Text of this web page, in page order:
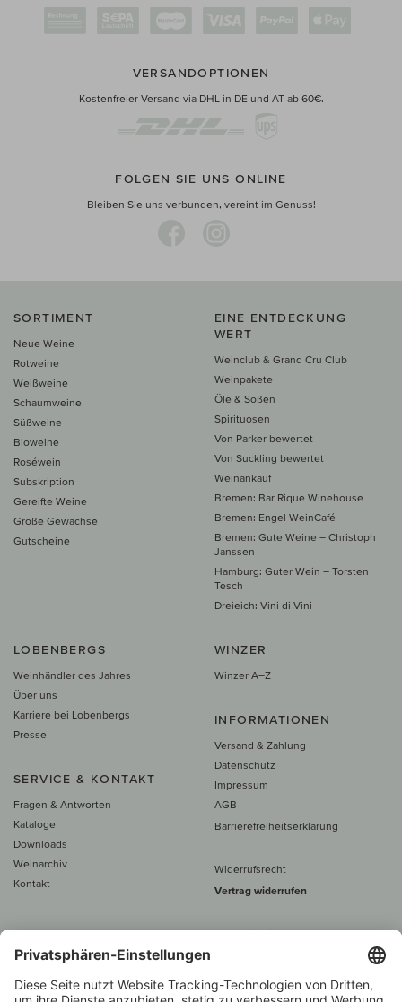
VERSANDOPTIONEN
Kostenfreier Versand via DHL in DE und AT ab 60€.
FOLGEN SIE UNS ONLINE
Bleiben Sie uns verbunden, vereint im Genuss!
SORTIMENT
Neue Weine
Rotweine
Weißweine
Schaumweine
Süßweine
Bioweine
Roséwein
Subskription
Gereifte Weine
Große Gewächse
Gutscheine
EINE ENTDECKUNG
WERT
Weinclub & Grand Cru Club
Weinpakete
Öle & Soßen
Spirituosen
Von Parker bewertet
Von Suckling bewertet
Weinankauf
Bremen: Bar Rique Winehouse
Bremen: Engel WeinCafé
Bremen: Gute Weine – Christoph
Janssen
Hamburg: Guter Wein – Torsten
Tesch
Dreieich: Vini di Vini
LOBENBERGS
Weinhändler des Jahres
Über uns
Karriere bei Lobenbergs
Presse
SERVICE & KONTAKT
Fragen & Antworten
Kataloge
Downloads
Weinarchiv
Kontakt
WINZER
Winzer A–Z
INFORMATIONEN
Versand & Zahlung
Datenschutz
Impressum
AGB
Barrierefreiheitserklärung
Widerrufsrecht
Vertrag widerrufen
Alle Preise inkl. MwSt., zzgl. 5 €
60 € versand­kosten­